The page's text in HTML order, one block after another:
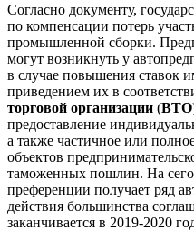
Согласно документу,
по компенсации потерь
промышленной сборки.
могут возникнуть у
в случае повышения ставок
приведением их в
торговой организации (ВТО
предоставление
а также частичное или
объектов
таможенных пошлин. На
преференции получает ряд
действия большинства
заканчивается в 2019-2020